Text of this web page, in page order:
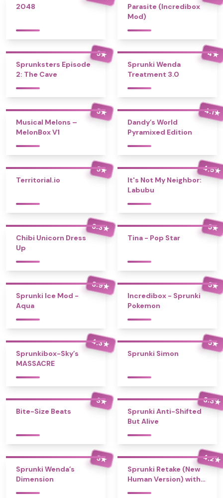
2048
Parasite (Incredibox
Mod)
5★
Sprunksters Episode
2: The Cave
4★
Sprunki Wenda
Treatment 3.0
5★
Musical Melons –
MelonBox V1
4.1★
Dandy’s World
Pyramixed Edition
5★
Territorial.io
4.5★
It's Not My Neighbor:
Labubu
3.3★
Chibi Unicorn Dress
Up
5★
Tina - Pop Star
3.9★
Sprunki Ice Mod -
Aqua
5★
Incredibox - Sprunki
Pokemon
4.3★
Sprunkibox-Sky’s
MASSACRE
5★
Sprunki Simon
3★
Bite-Size Beats
3.3★
Sprunki Anti-Shifted
But Alive
5★
Sprunki Wenda’s
Dimension
4.2★
Sprunki Retake (New
Human Version) with